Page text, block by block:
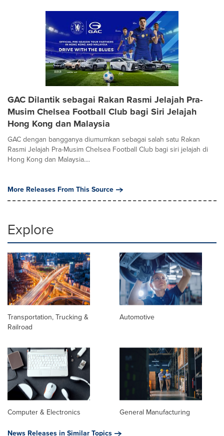
GAC Dilantik sebagai Rakan Rasmi Jelajah Pra-
Musim Chelsea Football Club bagi Siri Jelajah
Hong Kong dan Malaysia
GAC dengan bangganya diumumkan sebagai salah satu Rakan
Rasmi Jelajah Pra-Musim Chelsea Football Club bagi siri jelajah di
Hong Kong dan Malaysia....
More Releases From This Source
Explore
Transportation, Trucking &
Railroad
Automotive
Computer & Electronics
General Manufacturing
News Releases in Similar Topics